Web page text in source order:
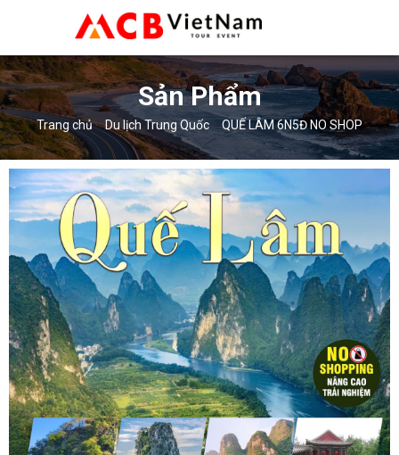
Sản Phẩm
Trang chủ Du lịch Trung Quốc QUẾ LÂM 6N5Đ NO SHOP